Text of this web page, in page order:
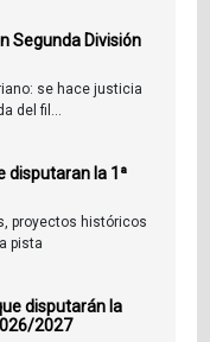
Segunda División
se hace justicia
del fil...
disputaran la 1ª
proyectos históricos
pista
disputarán la
2027